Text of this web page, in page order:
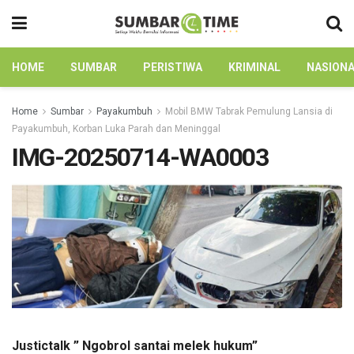
HOME SUMBAR PERISTIWA KRIMINAL
Home Sumbar Payakumbuh
Mobil BMW Tabrak Pemulung Lansia di
Payakumbuh, Korban Luka Parah dan Meninggal
IMG-20250714-WA0003
Justictalk ” Ngobrol santai melek hukum”